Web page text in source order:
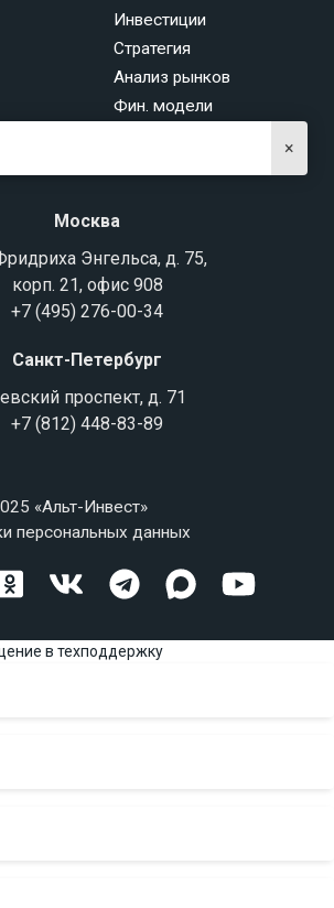
Инвестиции
Стратегия
Анализ рынков
Фин. модели
×
Москва
Энгельса, д. 75,
корп. 21, офис 908
+7 (495) 276-00-34
Санкт-Петербург
проспект, д. 71
+7 (812) 448-83-89
«Альт-Инвест»
персональных данных
в техподдержку